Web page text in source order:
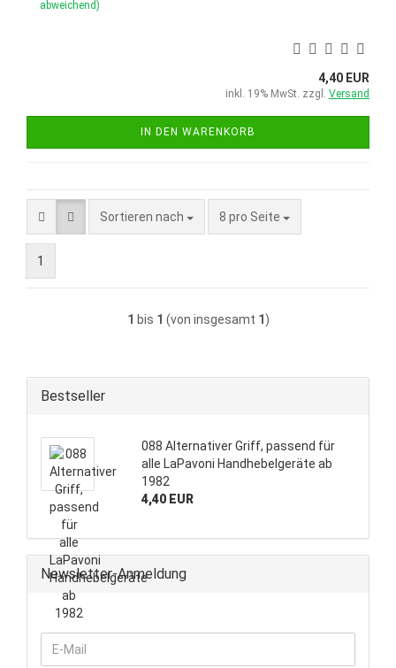
abweichend)
4,40 EUR
inkl. 19% MwSt. zzgl. Versand
IN DEN WARENKORB
Sortieren nach
Sortieren nach 8 pro Seite
pro Seite
1
1 bis 1 (von insgesamt 1 )
Bestseller
088 Alternativer Griff, passend für
alle LaPavoni Handhebelgeräte ab
1982
4,40 EUR
Newsletter-Anmeldung
WEITER
ZUR
E-